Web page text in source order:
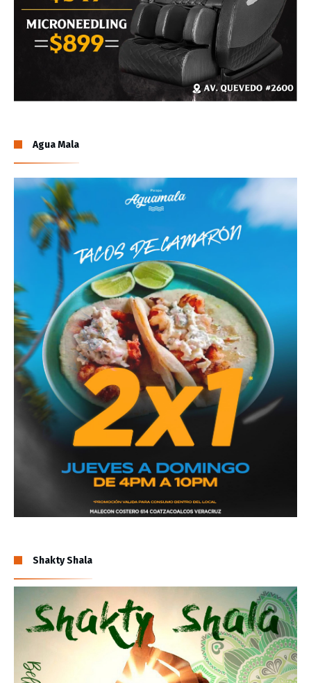
Agua Mala
Shakty Shala